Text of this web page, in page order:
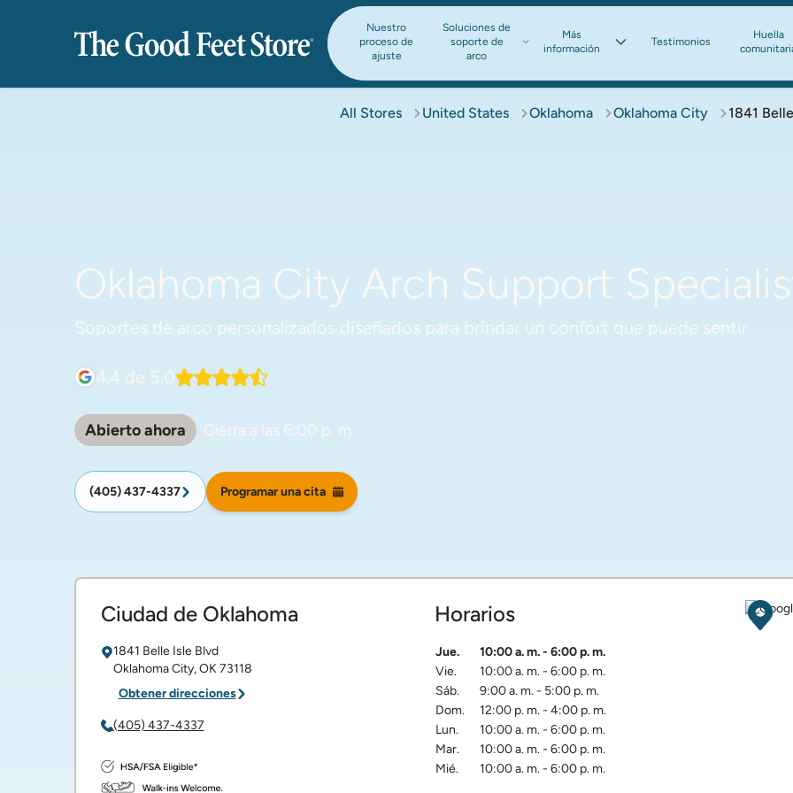
Nuestro
proceso de
ajuste
Soluciones de
soporte de
arco​​​​​​​
Más
información​​​​​​​
Testimonios
Huella
All Stores United States Oklahoma Oklahoma City 1841
Oklahoma City Arch Support
Soportes de arco personalizados diseñados para brindar un confort que puede sentir
4.4 de 5.0
Abierto ahora Cierra a las 6:00 p. m.
(405) 437-4337 Programar una cita
Ciudad de Oklahoma
1841 Belle Isle Blvd
Oklahoma City, OK73118
Obtener direcciones
(405) 437-4337
Horarios
Día de la semanaHorarios
Jue. 10:00 a. m.- 6:00 p. m.
Vie.
10:00 a. m.- 6:00 p. m.
Sáb.
9:00 a. m.- 5:00 p. m.
Dom.
12:00 p. m.- 4:00 p. m.
Lun.
10:00 a. m.- 6:00 p. m.
Mar.
10:00 a. m.- 6:00 p. m.
Mié.
10:00 a. m.- 6:00 p. m.